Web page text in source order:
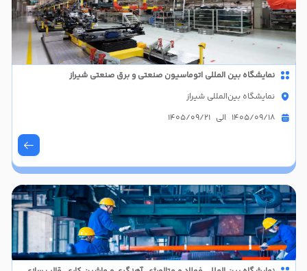
نمایشگاه بین المللی اتوماسیون صنعتی و برق صنعتی شیراز
نمایشگاه بین‌المللی شیراز
1405/09/18 الی 1405/09/21